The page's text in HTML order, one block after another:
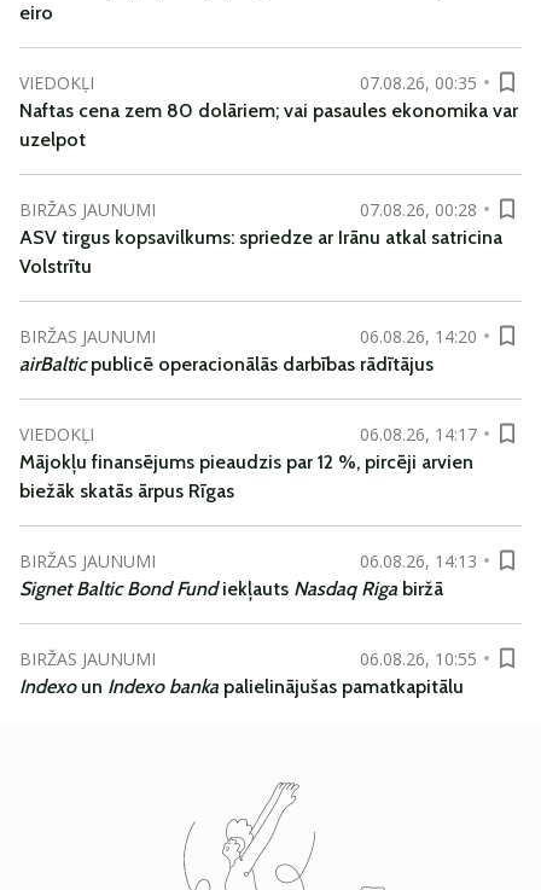
eiro
VIEDOKĻI
07.08.26, 00:35
Naftas cena zem 80 dolāriem; vai pasaules ekonomika var
uzelpot
BIRŽAS JAUNUMI
07.08.26, 00:28
ASV tirgus kopsavilkums: spriedze ar Irānu atkal satricina
Volstrītu
BIRŽAS JAUNUMI
06.08.26, 14:20
airBalticpublicē operacionālās darbības rādītājus
VIEDOKĻI
06.08.26, 14:17
Mājokļu finansējums pieaudzis par 12 %, pircēji arvien
biežāk skatās ārpus Rīgas
BIRŽAS JAUNUMI
06.08.26, 14:13
Signet Baltic Bond Fundiekļauts Nasdaq Riga biržā
BIRŽAS JAUNUMI
06.08.26, 10:55
Indexoun Indexo banka palielinājušas pamatkapitālu